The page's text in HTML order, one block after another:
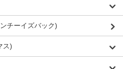
チーイズバック)
ス)